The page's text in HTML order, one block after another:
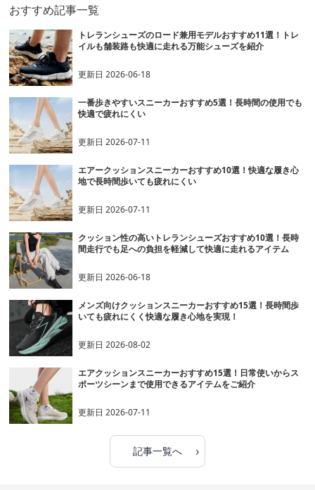
おすすめ記事一覧
トレランシューズのロード兼用モデルおすすめ11選！トレ
イルも舗装路も快適に走れる万能シューズを紹介
更新日2026-06-18
一番歩きやすいスニーカーおすすめ5選！長時間の使用でも
快適で疲れにくい
更新日2026-07-11
エアークッションスニーカーおすすめ10選！快適な履き心
地で長時間歩いても疲れにくい
更新日2026-07-11
クッション性の高いトレランシューズおすすめ10選！長時
間走行でも足への負担を軽減して快適に走れるアイテム
更新日2026-06-18
メンズ向けクッションスニーカーおすすめ15選！長時間歩
いても疲れにくく快適な履き心地を実現！
更新日2026-08-02
エアクッションスニーカーおすすめ15選！日常使いからス
ポーツシーンまで使用できるアイテムをご紹介
更新日2026-07-11
記事一覧へ ›